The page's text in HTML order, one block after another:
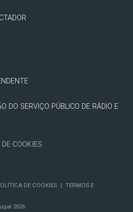
DO SERVIÇO PÚBLICO DE RÁDIO E
COOKIES
DE COOKIES | TERMOS E
2026